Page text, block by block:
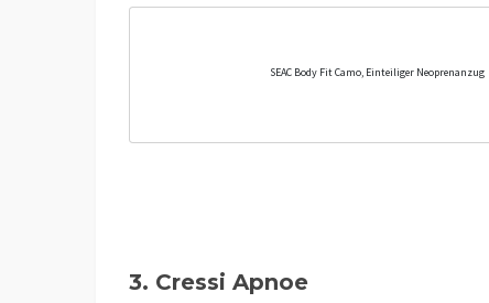
SEAC Body Fit Camo, Einteiliger Neoprenanzug
3. Cressi Apnoe